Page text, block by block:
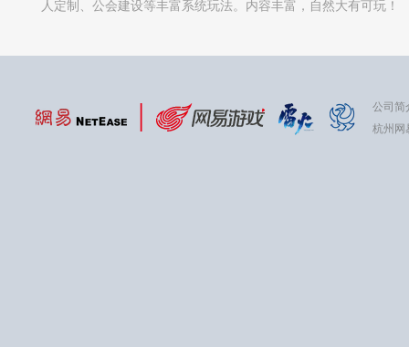
人定制、公会建设等丰富系统玩法。内容丰富，自然大有可玩！
公司简
杭州